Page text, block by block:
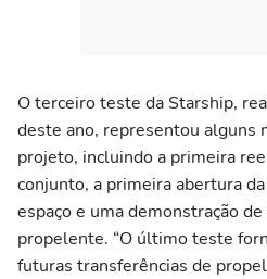
O terceiro teste da Starship,
deste ano, representou alguns
projeto, incluindo a primeira
conjunto, a primeira abertura
espaço e uma demonstração
propelente. “O último teste
futuras transferências de